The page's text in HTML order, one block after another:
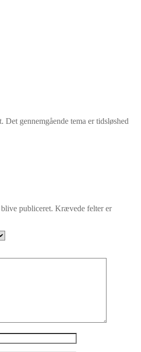
gennemgående tema er tidsløshed
publiceret. Krævede felter er